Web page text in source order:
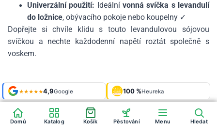
Univerzální použití: Ideálnívonná svíčka s levandulí
do ložnice, obývacího pokoje nebo koupelny ✓
Dopřejte si chvíle klidu s touto levandulovou sójovou
svíčkou a nechte každodenní napětí roztát společně s
voskem.
★★★★★4,9Google OVĚŘENO
ZÁKAZNÍKY
Heureka 100 %Heureka
Shop roku'24 + '25 Galerie925 fotek
Domů Katalog Košík Pěstování Menu Hledat